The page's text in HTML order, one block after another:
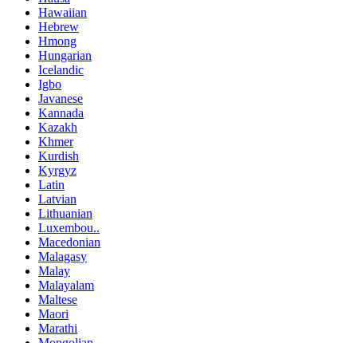
Hawaiian
Hebrew
Hmong
Hungarian
Icelandic
Igbo
Javanese
Kannada
Kazakh
Khmer
Kurdish
Kyrgyz
Latin
Latvian
Lithuanian
Luxembou..
Macedonian
Malagasy
Malay
Malayalam
Maltese
Maori
Marathi